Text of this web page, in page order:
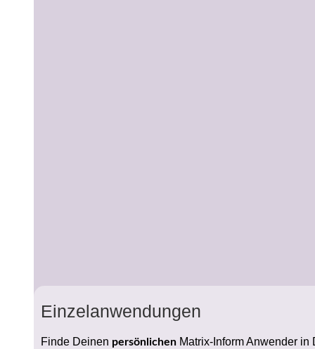
Einzelanwendungen
Finde Deinen persönlichen Matrix-Inform Anwender